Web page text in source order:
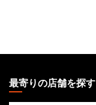
THE
GATHERING
最寄りの店舗を探す